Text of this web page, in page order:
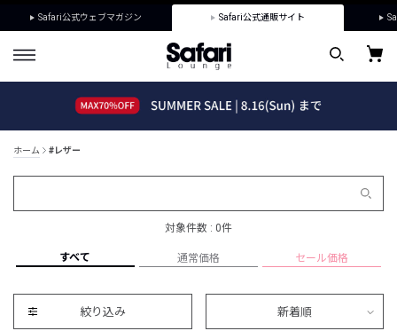
Safari公式ウェブマガジン Safari公式通販サイト
ホーム #レザー
対象件数 : 0件
すべて 通常価格 セール価格
絞り込み 新着順